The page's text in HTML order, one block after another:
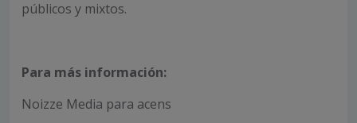
públicos y mixtos.
Para más información:
Noizze Media para acens